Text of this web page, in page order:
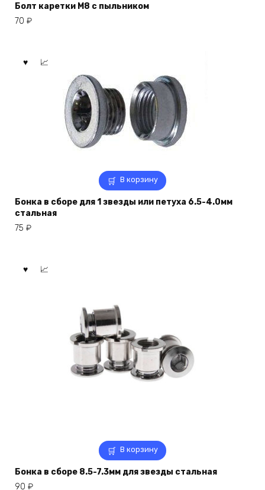
Болт каретки M8 с пыльником
70 ₽
В корзину
Бонка в сборе для 1 звезды или петуха 6.5-4.0мм
стальная
75 ₽
В корзину
Бонка в сборе 8.5-7.3мм для звезды стальная
90 ₽